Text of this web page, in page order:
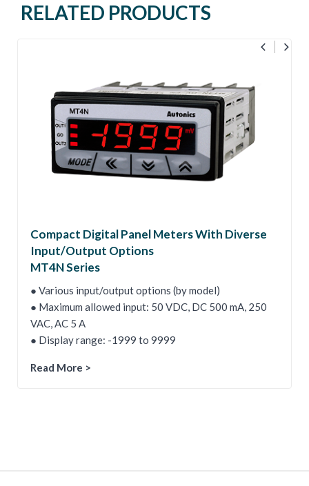
RELATED PRODUCTS
Compact Digital Panel Meters With Diverse
Input/Output Options
MT4N Series
● Various input/output options (by model)
● Maximum allowed input: 50 VDC, DC 500 mA, 250
VAC, AC 5 A
● Display range: -1999 to 9999
Read More >